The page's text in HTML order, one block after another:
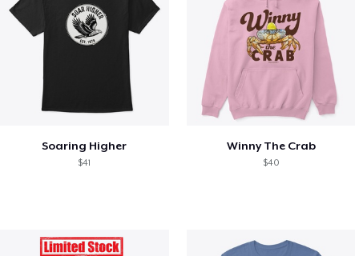
Soaring Higher
$41
Winny The Crab
$40